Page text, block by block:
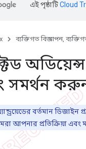
এই পৃষ্ঠাটিCloud
ব্যক্তিগত বিজ্ঞাপন,
সমর্থন
বর্তমান ডিজাইন
আপনার প্রতিক্রিয়া এবং